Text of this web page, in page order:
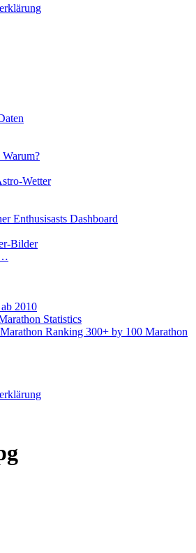
Wetter
Enthusisasts Dashboard
Bilder
2010
Statistics
Ranking 300+ by 100 Marathon